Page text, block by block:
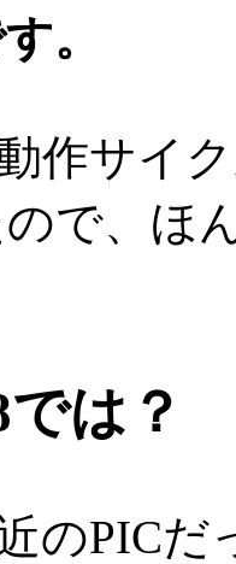
。
作サイ
で、ほ
は？
のPIC